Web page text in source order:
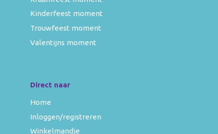
Kinderfeest moment
Trouwfeest moment
Valentijns moment
Direct naar
Home
Inloggen/registreren
Winkelmandje